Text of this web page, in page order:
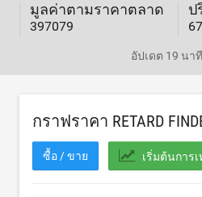
มูลค่าตามราคาตลาด
397079
ป
อัปเดต 19 นา
กราฟราคา RETARD
ซื้อ / ขาย เริ่มต้นการ